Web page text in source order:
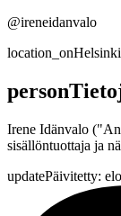
@ireneidanvalo
location_on
person
Irene Idänvalo
sisällöntuottaja ja
updatePäivitetty: